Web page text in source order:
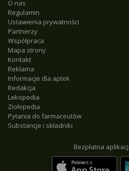
O nas
Regulamin
Ustawienia prywatności
Partnerzy
Współpraca
Mapa strony
Kontakt
Reklama
Informacje dla aptek
Redakcja
Lekopedia
Ziołopedia
Pytania do farmaceutów
Substancje i składniki
Bezpłatna